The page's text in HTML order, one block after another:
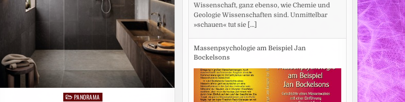
PostedPANORAMA
Wissenschaft, ganz ebenso, wie Chemie und
Geologie Wissenschaften sind. Unmittelbar
»schauen« tut sie [...]
Massenpsychologie am Beispiel Jan
Bockelsons